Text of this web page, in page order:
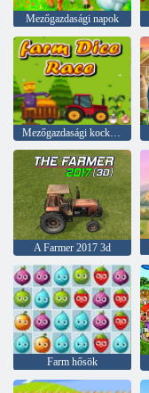
Mezőgazdasági napok
Mezőgazdasági kocka verseny
A Farmer 2017 3d
Farm hősök